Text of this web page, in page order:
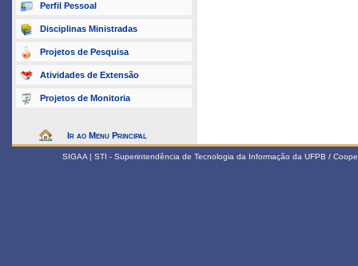
Perfil Pessoal
Disciplinas Ministradas
Projetos de Pesquisa
Atividades de Extensão
Projetos de Monitoria
Ir ao Menu Principal
SIGAA | STI - Superintendência de Tecnologia da Informação da UFPB /